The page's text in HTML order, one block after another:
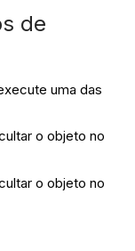
de
uma das
o objeto no
o objeto no